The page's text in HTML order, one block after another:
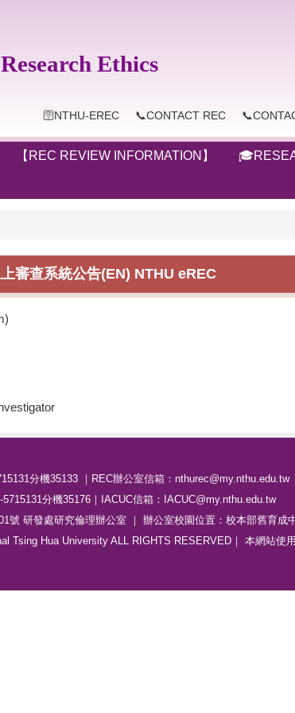
Ethics
🛜NTHU-EREC 📞CONTACT REC
【REC REVIEW INFORMATION】
審查系統公告(EN) NTHU eREC
分機35133 ｜REC辦公室信箱：nthurec@my.nthu.edu.tw
5715131分機35176｜IACUC信箱：IACUC@my.nthu.edu.tw
號 研發處研究倫理辦公室 ｜ 辦公室校園位置：校本部舊育成
Tsing Hua University ALL RIGHTS RESERVED｜ 本網站使